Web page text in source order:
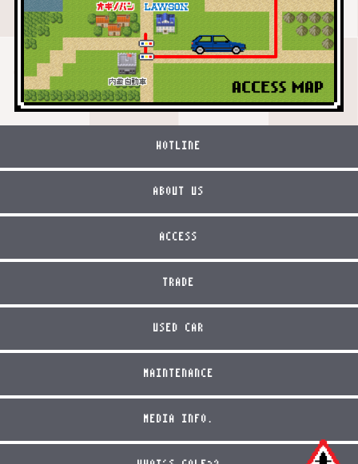
HOTLINE
ABOUT US
ACCESS
TRADE
USED CAR
MAINTENANCE
MEDIA INFO.